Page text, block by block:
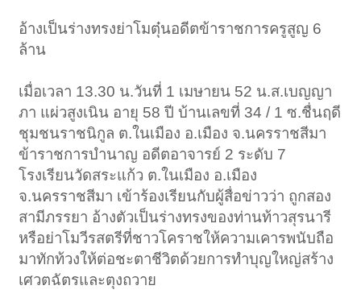
อ้างเป็นร่างทรงย่าโมตุ๋นอดีตข้าราชการครูสูญ 6
ล้าน
เมื่อเวลา 13.30 น.วันที่ 1 เมษายน 52 น.ส.เบญญา
ภา แผ่วสูงเนิน อายุ 58 ปี บ้านเลขที่ 34 / 1 ซ.ชื่นฤดี
ชุมชนราชนิกูล ต.ในเมือง อ.เมือง จ.นครราชสีมา
ข้าราชการบำนาญ อดีตอาจารย์ 2 ระดับ 7
โรงเรียนวัดสระแก้ว ต.ในเมือง อ.เมือง
จ.นครราชสีมา เข้าร้องเรียนกับผู้สื่อข่าวว่า ถูกสอง
สามีภรรยา อ้างตัวเป็นร่างทรงของท่านท้าวสุรนารี
หรือย่าโมวีรสตรีที่ชาวโคราชให้ความเคารพนับถือ
มาทักท้วงให้ต่อชะตาชีวิตด้วยการทำบุญใหญ่สร้าง
เศวตฉัตรและตุงถวาย